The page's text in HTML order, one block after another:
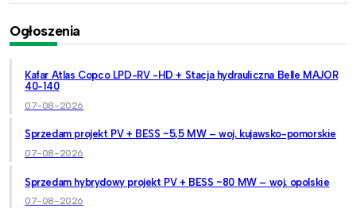
Ogłoszenia
Kafar Atlas Copco LPD-RV -HD + Stacja hydrauliczna Belle MAJOR
40-140
07-08-2026
Sprzedam projekt PV + BESS ~5,5 MW – woj. kujawsko-pomorskie
07-08-2026
Sprzedam hybrydowy projekt PV + BESS ~80 MW – woj. opolskie
07-08-2026